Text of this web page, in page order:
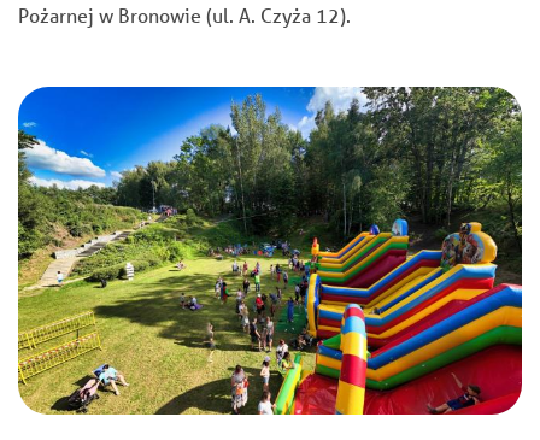
Pożarnej w Bronowie (ul. A. Czyża 12).